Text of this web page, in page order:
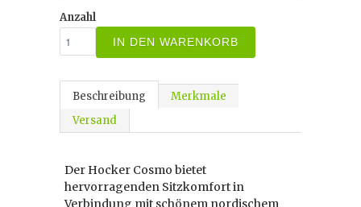
Anzahl
IN DEN WARENKORB
Beschreibung
Merkmale
Versand
Der Hocker Cosmo bietet
hervorragenden Sitzkomfort in
Verbindung mit schönem nordischem